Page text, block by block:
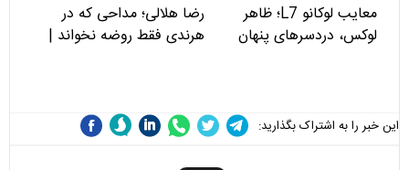
معایب لوکانو L7؛ ظاهر
لوکس، دردسرهای پنهان
رضا هلالی؛ مداحی که در
هرندی فقط روضه نخواند |
این خبر را به اشتراک بگذارید: